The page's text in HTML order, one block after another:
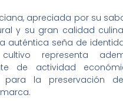
apreciada por su
y su gran calidad
auténtica seña de
representa
de actividad
para la preservación